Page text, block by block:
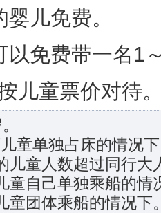
儿免费。
以免费带一名1
儿童票价对待
童单独占床的情况
儿童人数超过同行大
童自己单独乘船的情
童团体乘船的情况下